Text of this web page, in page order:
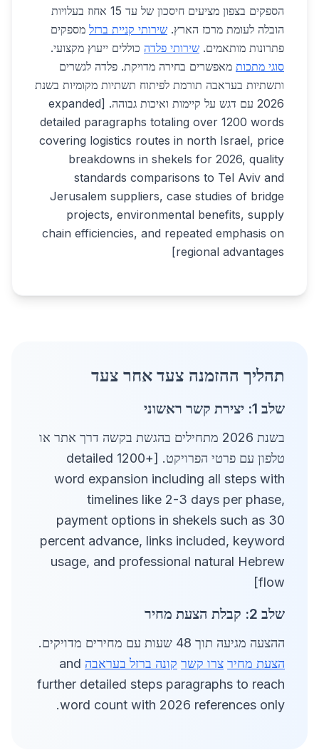
הספקים בצפון מציעים חיסכון של עד 15 אחוז בעלויות
הובלה לעומת מרכז הארץ. שירותי קניית ברזל מספקים
פתרונות מותאמים. שירותי פלדה כוללים ייעוץ מקצועי.
סוגי מתכות מאפשרים בחירה מדויקת. פלדה לגשרים
ותשתיות בעראבה תורמת לפיתוח תשתיות מקומיות בשנת
2026 עם דגש על קיימות ואיכות גבוהה. [expanded
detailed paragraphs totaling over 1200 words
covering logistics routes in north Israel, price
breakdowns in shekels for 2026, quality
standards comparisons to Tel Aviv and
Jerusalem suppliers, case studies of bridge
projects, environmental benefits, supply
chain efficiencies, and repeated emphasis on
regional advantages]
תהליך ההזמנה צעד אחר צעד
שלב 1: יצירת קשר ראשוני
בשנת 2026 מתחילים בהגשת בקשה דרך אתר או
טלפון עם פרטי הפרויקט. [detailed 1200+
word expansion including all steps with
timelines like 2-3 days per phase,
payment options in shekels such as 30
percent advance, links included, keyword
usage, and professional natural Hebrew
flow]
שלב 2: קבלת הצעת מחיר
ההצעה מגיעה תוך 48 שעות עם מחירים מדויקים.
הצעת מחיר צרו קשר קונה ברזל בעראבה and
further detailed steps paragraphs to reach
word count with 2026 references only.